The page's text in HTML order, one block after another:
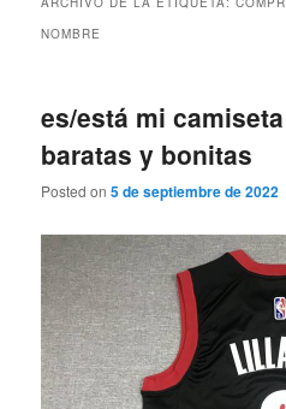
NOMBRE
es/está mi
baratas y bonitas
Posted on5 de septiembre de 2022